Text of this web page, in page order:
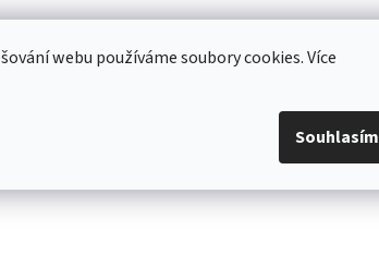
webu používáme soubory cookies. Více
Souhlasím